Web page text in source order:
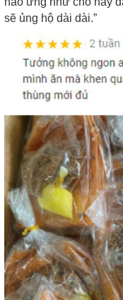
sẽ ủng hộ dài dài.”